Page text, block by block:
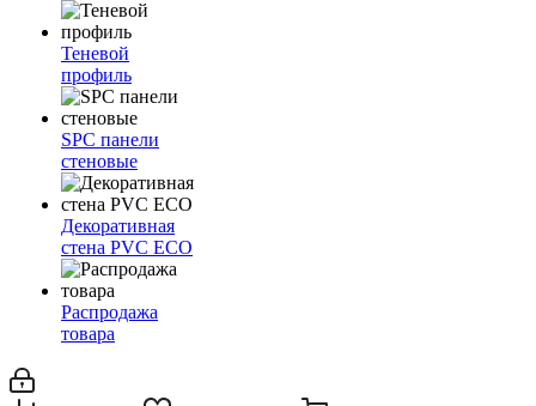
Теневой
профиль
SPC панели
стеновые
Декоративная
стена PVC ECO
Распродажа
товара